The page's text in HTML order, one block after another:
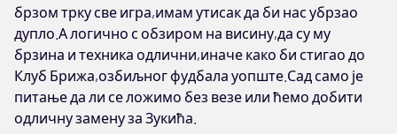
брзом трку све игра,имам утисак да би нас убрзао
дупло.А логично с обзиром на висину,да су му
брзина и техника одлични,иначе како би стигао до
Клуб Брижа,озбиљног фудбала уопште.Сад само је
питање да ли се ложимо без везе или ћемо добити
одличну замену за Зукића.